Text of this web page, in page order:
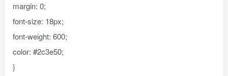
margin: 0;
font-size: 18px;
font-weight: 600;
color: #2c3e50;
}